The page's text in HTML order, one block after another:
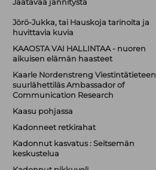
Jäätävää jännitystä
Jörö-Jukka, tai Hauskoja tarinoita ja
huvittavia kuvia
KAAOSTA VAI HALLINTAA - nuoren
aikuisen elämän haasteet
Kaarle Nordenstreng Viestintätieteen
suurlähettiläs Ambassador of
Communication Research
Kaasu pohjassa
Kadonneet retkirahat
Kadonnut kasvatus : Seitsemän
keskustelua